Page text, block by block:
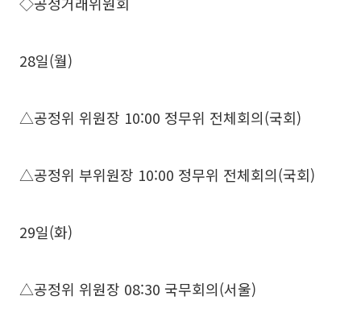
28일(월)
△공정위 위원장 10:00 정무위 전체회의(국회)
△공정위 부위원장 10:00 정무위 전체회의(국회)
29일(화)
△공정위 위원장 08:30 국무회의(서울)